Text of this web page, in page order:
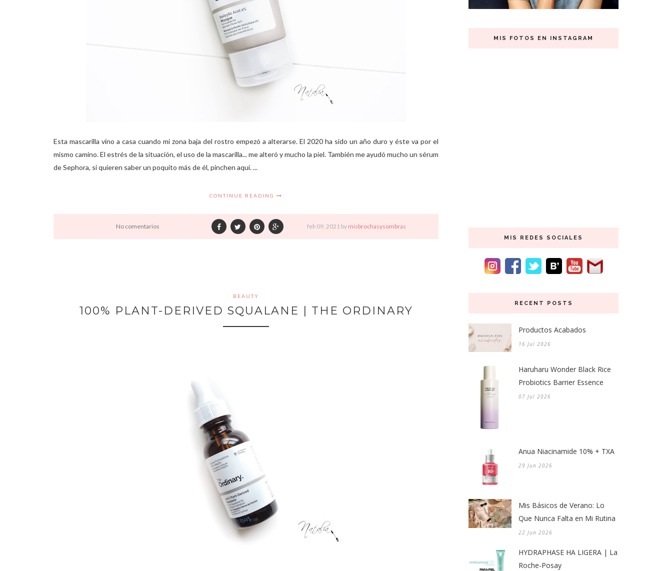
Esta mascarilla vino a casa cuando mi zona baja del rostro empezó a alterarse. El 2020 ha sido un año duro y éste va por el
mismo camino. El estrés de la situación, el uso de la mascarilla... me alteró y mucho la piel. También me ayudó mucho un sérum
de Sephora, si quieren saber un poquito más de él, pinchen aquí. ...
CONTINUE READING
No comentarios feb 09, 2021 by misbrochasysombras
BEAUTY
100% PLANT-DERIVED SQUALANE | THE ORDINARY
MIS FOTOS EN INSTAGRAM
MIS REDES SOCIALES
RECENT POSTS
Productos Acabados
16 Jul 2026
Haruharu Wonder Black Rice
Probiotics Barrier Essence
07 Jul 2026
Anua Niacinamide 10% + TXA
29 Jun 2026
Mis Básicos de Verano: Lo
Que Nunca Falta en Mi Rutina
22 Jun 2026
HYDRAPHASE HA LIGERA | La
Roche-Posay